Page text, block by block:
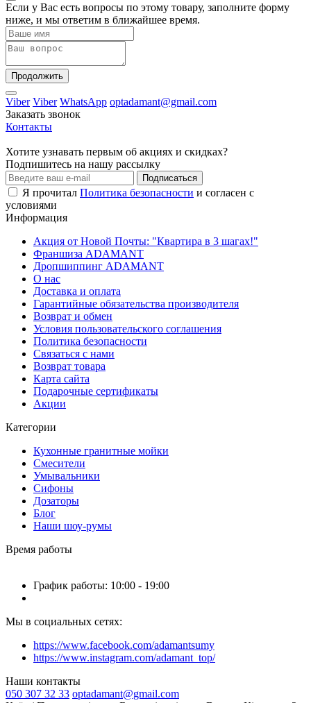
Если у Вас есть вопросы по этому товару, заполните форму
ниже, и мы ответим в ближайшее время.
Продолжить
Viber Viber WhatsApp optadamant@gmail.com
Заказать звонок
Контакты
Хотите узнавать первым об акциях и скидках?
Подпишитесь на нашу рассылку
Подписаться
Я прочитал Политика безопасности и согласен с
условиями
Информация
Акция от Новой Почты: "Квартира в 3 шагах!"
Франшиза ADAMANT
Дропшиппинг ADAMANT
О нас
Доставка и оплата
Гарантийные обязательства производителя
Возврат и обмен
Условия пользовательского соглашения
Политика безопасности
Связаться с нами
Возврат товара
Карта сайта
Подарочные сертификаты
Акции
Категории
Кухонные гранитные мойки
Смесители
Умывальники
Сифоны
Дозаторы
Блог
Наши шоу-румы
Время работы
График работы: 10:00 - 19:00
Мы в социальных сетях:
https://www.facebook.com/adamantsumy
https://www.instagram.com/adamant_top/
Наши контакты
050 307 32 33 optadamant@gmail.com